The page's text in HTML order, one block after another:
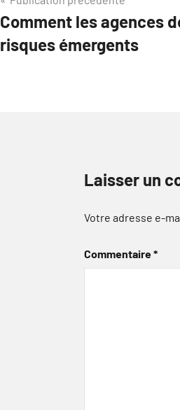
de
l’article
Comment les agences
risques émergents
Laisser un
Votre adresse e-
Commentaire*